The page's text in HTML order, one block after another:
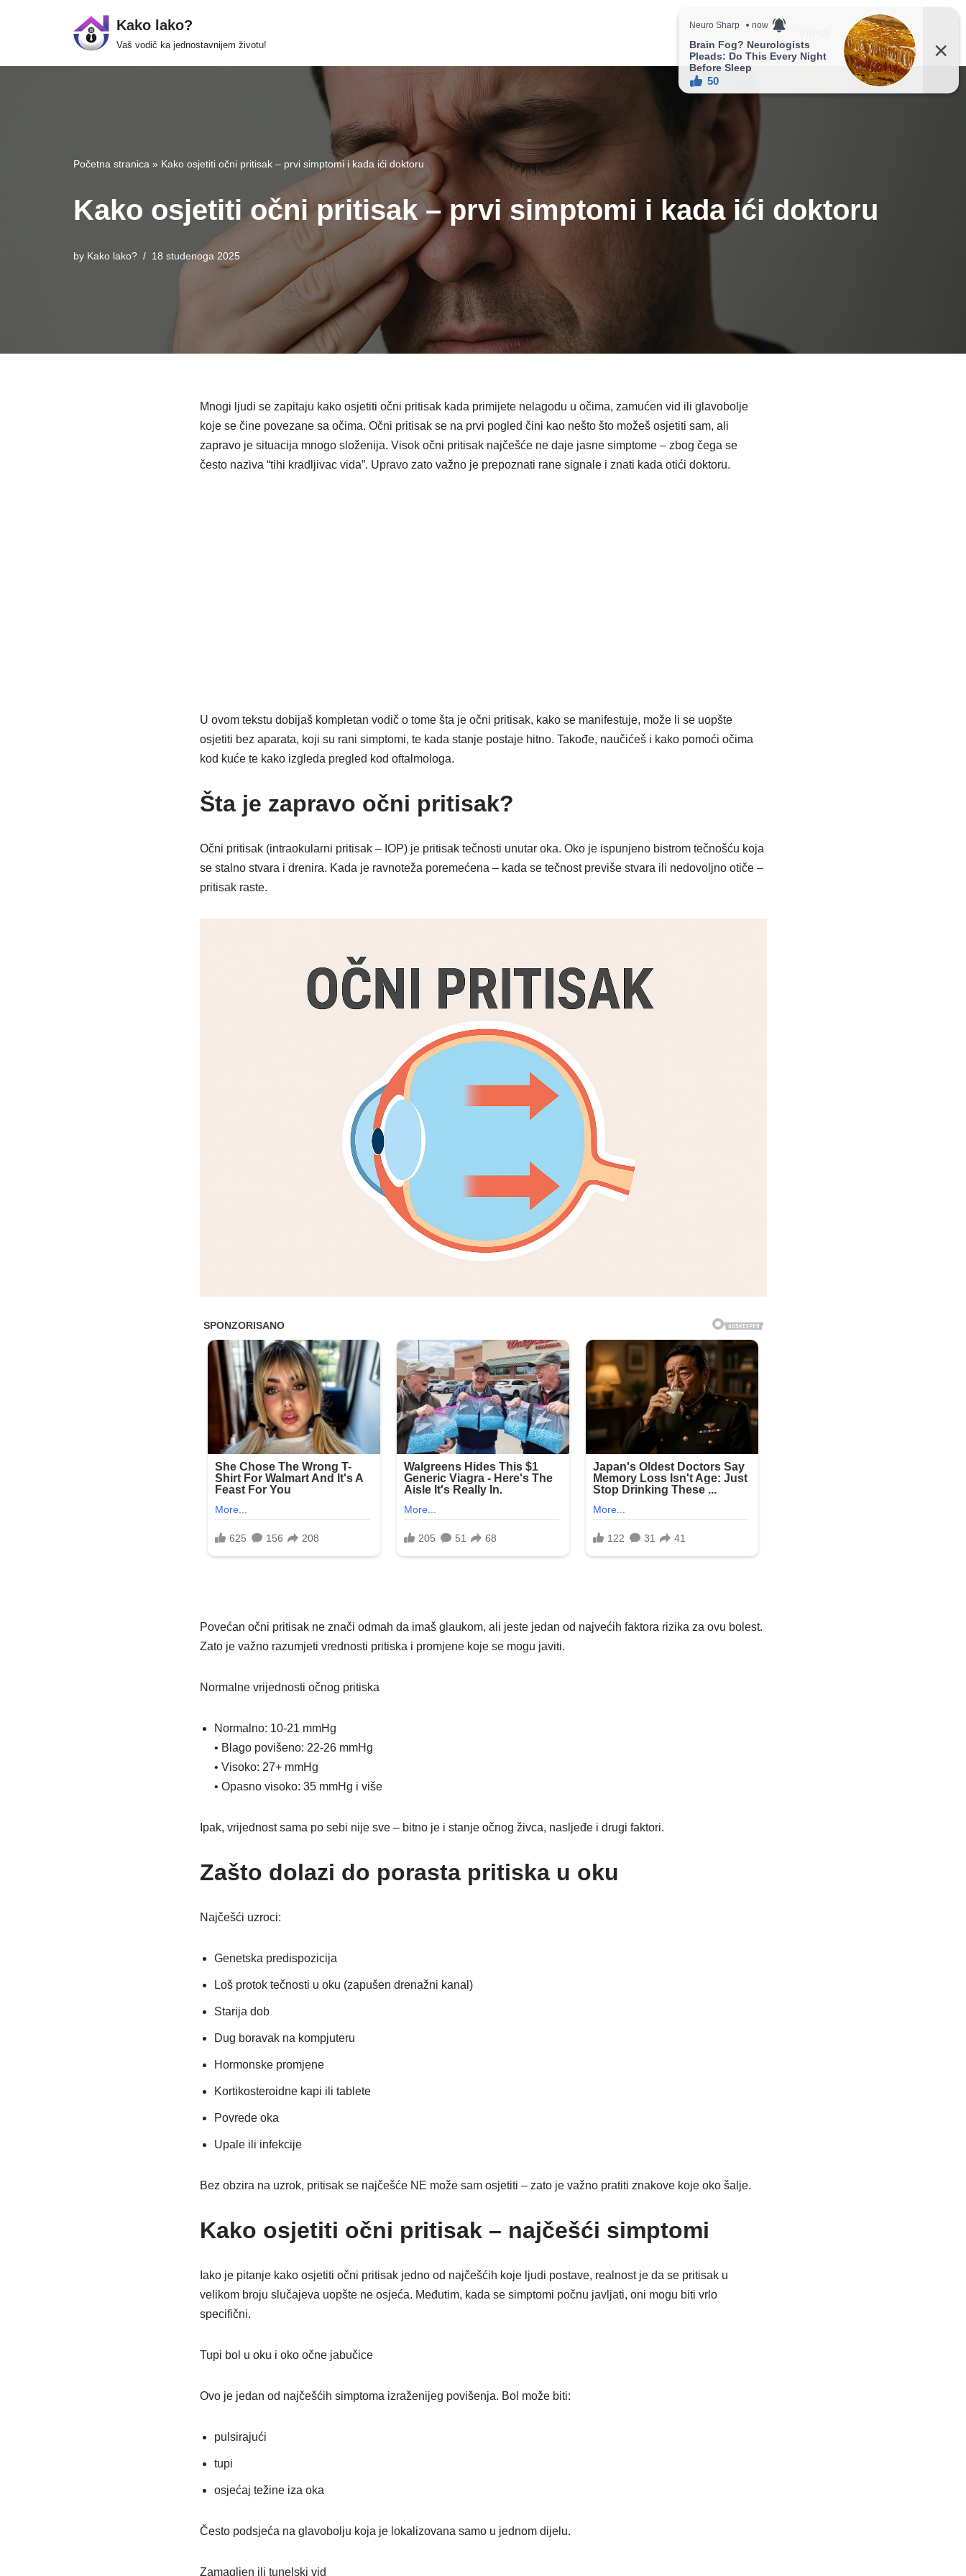
Kako lako?
Vaš vodič ka jednostavnijem životu!
Recepti
Početna stranica » Kako osjetiti očni pritisak – prvi simptomi i kada ići doktoru
Kako osjetiti očni pritisak – prvi simptomi i kada ići doktoru
by Kako lako? 18 studenoga 2025
Mnogi ljudi se zapitaju kako osjetiti očni pritisak kada primijete nelagodu u očima, zamućen vid ili glavobolje
koje se čine povezane sa očima. Očni pritisak se na prvi pogled čini kao nešto što možeš osjetiti sam, ali
zapravo je situacija mnogo složenija. Visok očni pritisak najčešće ne daje jasne simptome – zbog čega se
često naziva “tihi kradljivac vida”. Upravo zato važno je prepoznati rane signale i znati kada otići doktoru.
U ovom tekstu dobijaš kompletan vodič o tome šta je očni pritisak, kako se manifestuje, može li se uopšte
osjetiti bez aparata, koji su rani simptomi, te kada stanje postaje hitno. Takođe, naučićeš i kako pomoći očima
kod kuće te kako izgleda pregled kod oftalmologa.
Šta je zapravo očni pritisak?
Očni pritisak (intraokularni pritisak – IOP) je pritisak tečnosti unutar oka. Oko je ispunjeno bistrom tečnošću koja
se stalno stvara i drenira. Kada je ravnoteža poremećena – kada se tečnost previše stvara ili nedovoljno otiče –
pritisak raste.
Povećan očni pritisak ne znači odmah da imaš glaukom, ali jeste jedan od najvećih faktora rizika za ovu bolest.
Zato je važno razumjeti vrednosti pritiska i promjene koje se mogu javiti.
Normalne vrijednosti očnog pritiska
Normalno: 10-21 mmHg
• Blago povišeno: 22-26 mmHg
• Visoko: 27+ mmHg
• Opasno visoko: 35 mmHg i više
Ipak, vrijednost sama po sebi nije sve – bitno je i stanje očnog živca, nasljeđe i drugi faktori.
Zašto dolazi do porasta pritiska u oku
Najčešći uzroci:
Genetska predispozicija
Loš protok tečnosti u oku (zapušen drenažni kanal)
Starija dob
Dug boravak na kompjuteru
Hormonske promjene
Kortikosteroidne kapi ili tablete
Povrede oka
Upale ili infekcije
Bez obzira na uzrok, pritisak se najčešće NE može sam osjetiti – zato je važno pratiti znakove koje oko šalje.
Kako osjetiti očni pritisak – najčešći simptomi
Iako je pitanje kako osjetiti očni pritisak jedno od najčešćih koje ljudi postave, realnost je da se pritisak u
velikom broju slučajeva uopšte ne osjeća. Međutim, kada se simptomi počnu javljati, oni mogu biti vrlo
specifični.
Tupi bol u oku i oko očne jabučice
Ovo je jedan od najčešćih simptoma izraženijeg povišenja. Bol može biti:
pulsirajući
tupi
osjećaj težine iza oka
Često podsjeća na glavobolju koja je lokalizovana samo u jednom dijelu.
Zamagljen ili tunelski vid